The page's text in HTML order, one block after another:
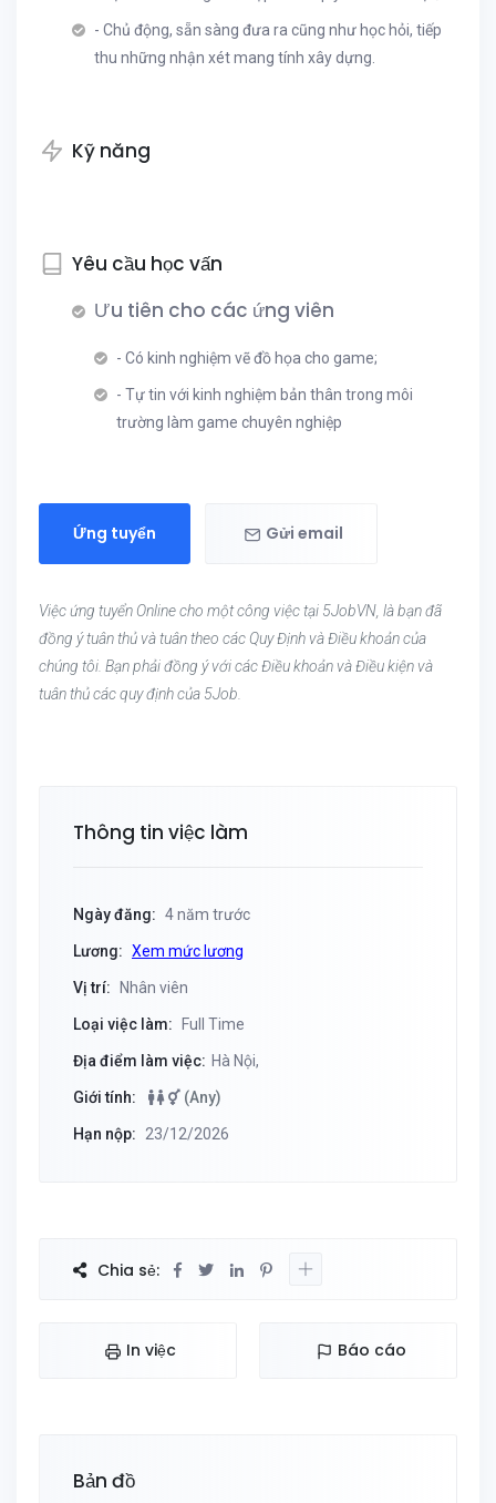
- Chủ động, sẵn sàng đưa ra cũng như học hỏi, tiếp
thu những nhận xét mang tính xây dựng.
Kỹ năng
Yêu cầu học vấn
Ưu tiên cho các ứng viên
- Có kinh nghiệm vẽ đồ họa cho game;
- Tự tin với kinh nghiệm bản thân trong môi
trường làm game chuyên nghiệp
Ứng tuyển Gửi email
Việc ứng tuyển Online cho một công việc tại 5JobVN, là bạn đã
đồng ý tuân thủ và tuân theo các Quy Định và Điều khoản của
chúng tôi. Bạn phải đồng ý với các Điều khoản và Điều kiện và
tuân thủ các quy định của 5Job.
Thông tin việc làm
Ngày đăng: 4 năm trước
Lương: Xem mức lương
Vị trí: Nhân viên
Loại việc làm: Full Time
Địa điểm làm việc: Hà Nội,
Giới tính: (Any)
Hạn nộp: 23/12/2026
Chia sẻ:
In việc Báo cáo
Bản đồ